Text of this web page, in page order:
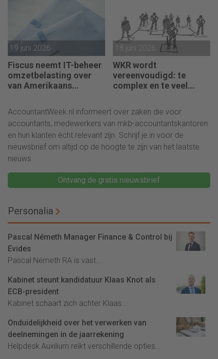
19 juni 2026
Fiscus neemt IT-beheer
omzetbelasting over
van Amerikaans
18 juni 2026
WKR wordt
vereenvoudigd: te
complex en te veel
AccountantWeek.nl informeert over zaken die voor
accountants, medewerkers van mkb-accountantskantoren
en hun klanten écht relevant zijn. Schrijf je in voor de
nieuwsbrief om altijd op de hoogte te zijn van het laatste
nieuws.
Ontvang de gratis nieuwsbrief
Personalia
Pascal Németh Manager Finance & Control bij
Evides
Pascal Németh RA is vast...
Kabinet steunt kandidatuur Klaas Knot als
ECB-president
Kabinet schaart zich achter Klaas...
Onduidelijkheid over het verwerken van
deelnemingen in de jaarrekening
Helpdesk Auxilium reikt verschillende opties...